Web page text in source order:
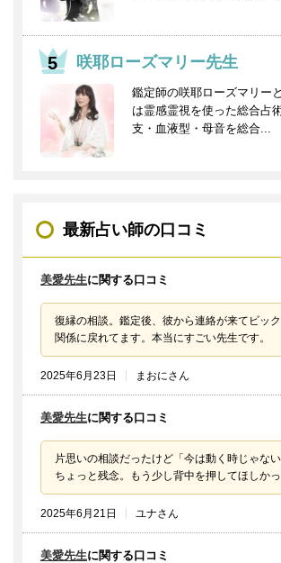
咲耶ローズマリー先生
鑑定師の咲耶ローズマリー
は霊感霊視を使った総合占
支・血液型・母音を総合...
最新占い師の口コミ
美愛先生に関する口コミ
復縁の相談。鑑定後、彼から連絡が来てビッ
関係に戻れてます。本当にすごい先生です。
2025年6月23日 まおにさん
美愛先生に関する口コミ
片思いの相談だったけど「今は動く時じゃな
ちょっと残念。もう少し背中を押してほしか
2025年6月21日 ユナさん
美愛先生に関する口コミ